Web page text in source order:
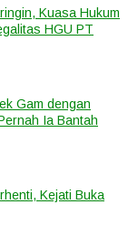
Kuasa Hukum
HGU PT
Gam dengan
Ia Bantah
Kejati Buka